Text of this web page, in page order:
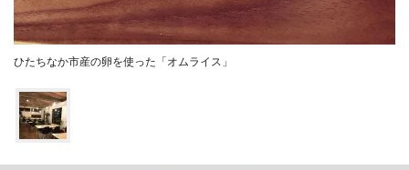
ひたちなか市産の卵を使った「オムライス」